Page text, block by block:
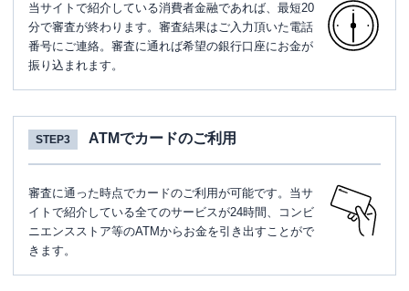
当サイトで紹介している消費者金融であれば、最短20
分で審査が終わります。審査結果はご入力頂いた電話
番号にご連絡。審査に通れば希望の銀行口座にお金が
振り込まれます。
STEP3 ATMでカードのご利用
審査に通った時点でカードのご利用が可能です。当サ
イトで紹介している全てのサービスが24時間、コンビ
ニエンスストア等のATMからお金を引き出すことがで
きます。